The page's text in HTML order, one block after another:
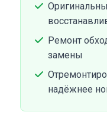
Ремонт
замены
надёжнее